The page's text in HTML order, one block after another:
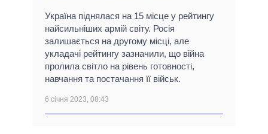
Україна піднялася на 15 місце у рейтингу
найсильніших армій світу. Росія
залишається на другому місці, але
укладачі рейтингу зазначили, що війна
пролила світло на рівень готовності,
навчання та постачання її військ.
6 січня 2023, 08:43